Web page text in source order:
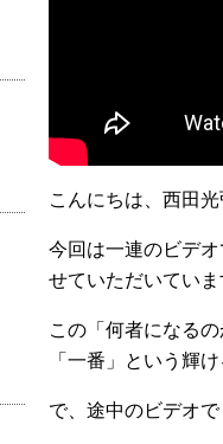
こんにちは、西田光
今回は一連のビデ
せていただいていま
この「何者になる
「一番」という輝
で、途中のビデオ